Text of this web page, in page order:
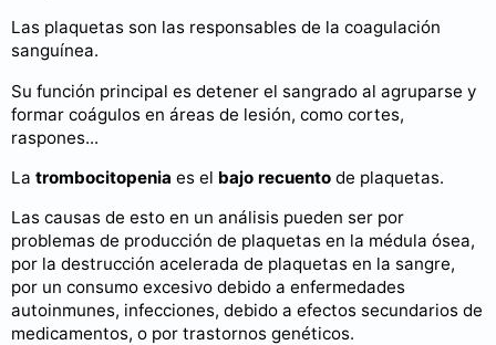
Las plaquetas son las responsables de la coagulación
sanguínea.
Su función principal es detener el sangrado al agruparse y
formar coágulos en áreas de lesión, como cortes,
raspones...
La trombocitopenia es el bajo recuento de plaquetas.
Las causas de esto en un análisis pueden ser por
problemas de producción de plaquetas en la médula ósea,
por la destrucción acelerada de plaquetas en la sangre,
por un consumo excesivo debido a enfermedades
autoinmunes, infecciones, debido a efectos secundarios de
medicamentos, o por trastornos genéticos.